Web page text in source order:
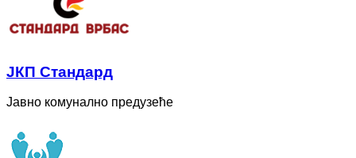
ЈКП Стандард
Јавно комунално предузеће